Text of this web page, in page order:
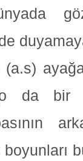
göz
da bir